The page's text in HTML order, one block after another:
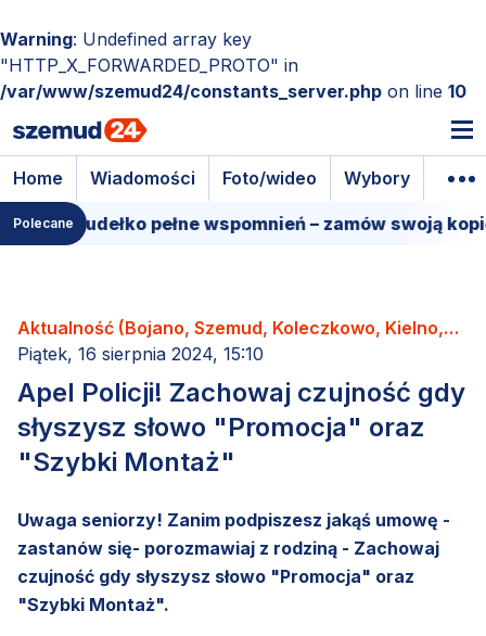
Warning: Undefined array key
"HTTP_X_FORWARDED_PROTO" in
/var/www/szemud24/constants_server.php on line 10
Home Wiadomości Foto/wideo Wybory
Polecanepudełko pełne wspomnień – zamów swoją kopię!
Aktualność (Bojano, Szemud, Koleczkowo, Kielno,
Łebno, Dobrzewino, Donimierz, Kamień, Będargowo,
Grabowiec, Częstkowo, Głazica, Jeleńska Huta,
Karczemki, Kieleńska Huta, Kowalewo, Leśno,
Łebieńska Huta, Przetoczyno, Rębiska, Szemudzka
Huta, Warzno, Zęblewo)
Piątek, 16 sierpnia 2024, 15:10
Apel Policji! Zachowaj czujność gdy
słyszysz słowo "Promocja" oraz
"Szybki Montaż"
Uwaga seniorzy! Zanim podpiszesz jakąś umowę -
zastanów się- porozmawiaj z rodziną - Zachowaj
czujność gdy słyszysz słowo "Promocja" oraz
"Szybki Montaż".